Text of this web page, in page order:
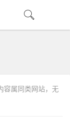
容属同类网站，无